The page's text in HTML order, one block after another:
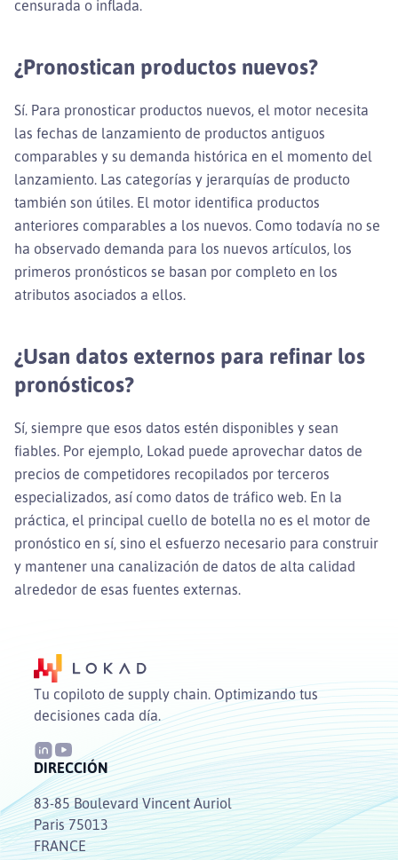
censurada o inflada.
¿Pronostican productos nuevos?
Sí. Para pronosticar productos nuevos, el motor necesita
las fechas de lanzamiento de productos antiguos
comparables y su demanda histórica en el momento del
lanzamiento. Las categorías y jerarquías de producto
también son útiles. El motor identifica productos
anteriores comparables a los nuevos. Como todavía no se
ha observado demanda para los nuevos artículos, los
primeros pronósticos se basan por completo en los
atributos asociados a ellos.
¿Usan datos externos para refinar los
pronósticos?
Sí, siempre que esos datos estén disponibles y sean
fiables. Por ejemplo, Lokad puede aprovechar datos de
precios de competidores recopilados por terceros
especializados, así como datos de tráfico web. En la
práctica, el principal cuello de botella no es el motor de
pronóstico en sí, sino el esfuerzo necesario para construir
y mantener una canalización de datos de alta calidad
alrededor de esas fuentes externas.
Tu copiloto de supply chain. Optimizando tus
decisiones cada día.
DIRECCIÓN
83-85 Boulevard Vincent Auriol
Paris 75013
FRANCE